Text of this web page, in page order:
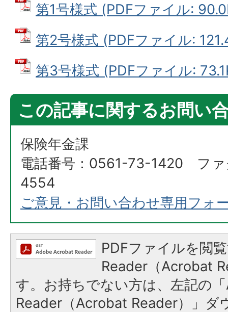
第1号様式 (PDFファイル:
第2号様式 (PDFファイル:
第3号様式 (PDFファイル:
この記事に関するお問い
保険年金課
電話番号：0561-73-1420 フ
4554
ご意見・お問い合わせ専用フォ
PDFファイルを閲
Reader（Acrobat
す。お持ちでない方は、左記の
Reader（Acrobat Reader）」ダ